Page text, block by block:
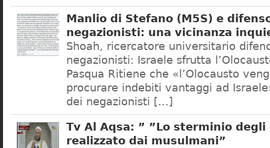
Manlio di Stefano (M5S) e
negazionisti: una vicinanza
Shoah, ricercatore universitario
negazionisti: Israele sfrutta
Pasqua Ritiene che «l’Olocausto
procurare indebiti vantaggi ad
dei negazionisti […]
Tv Al Aqsa: ” ”Lo sterminio degli
realizzato dai musulmani”